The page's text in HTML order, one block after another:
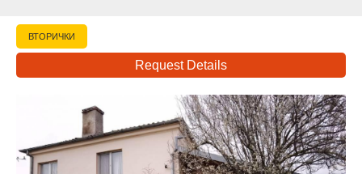
Расширенный поиск
ВТОРИЧКИ
Request Details